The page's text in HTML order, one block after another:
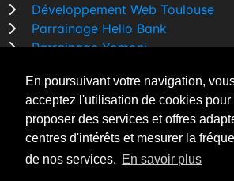
En poursuivant votre navigation,
acceptez l'utilisation de cookies pour
proposer des services et offres
centres d'intérêts et mesurer la
de nos services. En savoir plus
Développement Web Toulouse
Parrainage Hello Bank
Parrainage Yomoni
Comparatif banque
By Night v5.7.3| © 2026 - Tous